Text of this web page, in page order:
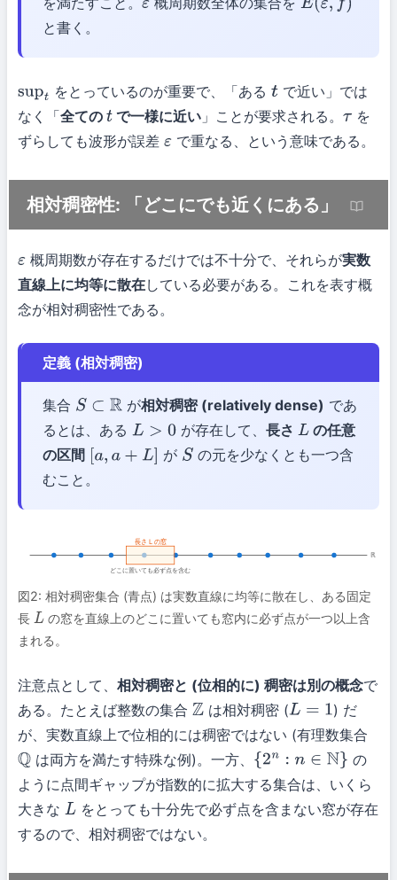
ε E(ε,f)
と書く。
supt をとっているのが重要で、「あるtで近い」では
なく「全ての t で一様に近い 」ことが要求される。τ を
ずらしても波形が誤差 ε で重なる、という意味である。
相対稠密性: 「どこにでも近くにある」
ε 概周期数が存在するだけでは不十分で、それらが実数
直線上に均等に散在している必要がある。これを表す概
念が相対稠密性である。
定義 (相対稠密)
集合 S⊂R が相対稠密 (relatively dense) であ
るとは、ある L> 0 が存在して、 長さ L の任意
の区間 [a,a+ L] が Sの元を少なくとも一つ含
むこと。
ℝ
長さ L の窓
どこに置いても必ず点を含む
図2: 相対稠密集合 (青点) は実数直線に均等に散在し、ある固定
長 L の窓を直線上のどこに置いても窓内に必ず点が一つ以上含
まれる。
注意点として、 相対稠密と (位相的に) 稠密は別の概念で
ある。たとえば整数の集合 Z は相対稠密 (L=1
) だ
が、実数直線上で位相的には稠密ではない (有理数集合
Q は両方を満たす特殊な例)。一方、 {2n: n∈N }
の
ように点間ギャップが指数的に拡大する集合は、いくら
大きな L をとっても十分先で必ず点を含まない窓が存在
するので、相対稠密ではない。